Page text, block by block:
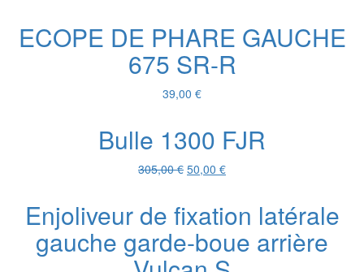
ECOPE DE PHARE GAUCHE
675 SR-R
39,00 €
Bulle 1300 FJR
305,00€ Le
était :
305,00 €.
50,00 €Le
est :
Enjoliveur de fixation latérale
gauche garde-boue arrière